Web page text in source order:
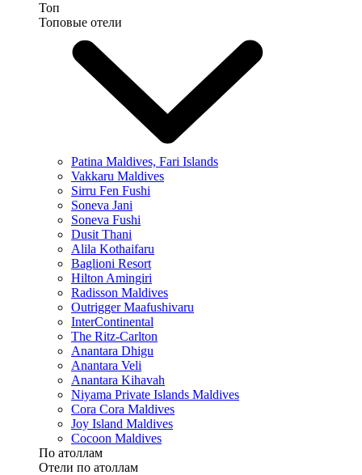
Топ
Топовые отели
Patina Maldives, Fari Islands
Vakkaru Maldives
Sirru Fen Fushi
Soneva Jani
Soneva Fushi
Dusit Thani
Alila Kothaifaru
Baglioni Resort
Hilton Amingiri
Radisson Maldives
Outrigger Maafushivaru
InterContinental
The Ritz-Carlton
Anantara Dhigu
Anantara Veli
Anantara Kihavah
Niyama Private Islands Maldives
Cora Cora Maldives
Joy Island Maldives
Cocoon Maldives
По атоллам
Отели по атоллам